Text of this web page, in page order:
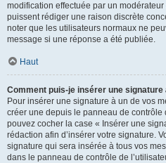
modification effectuée par un
puissent rédiger une raison discrète
noter que les utilisateurs normaux ne
message si une réponse a été publiée.
Haut
Comment puis-je insérer une signature
Pour insérer une signature à un de vos
créer une depuis le panneau de contrôle
pouvez cocher la case « Insérer une
rédaction afin d’insérer votre signature.
signature qui sera insérée à tous vos
dans le panneau de contrôle de